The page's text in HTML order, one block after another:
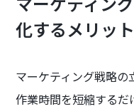
化するメリッ
マーケティング戦略の
作業時間を短縮する